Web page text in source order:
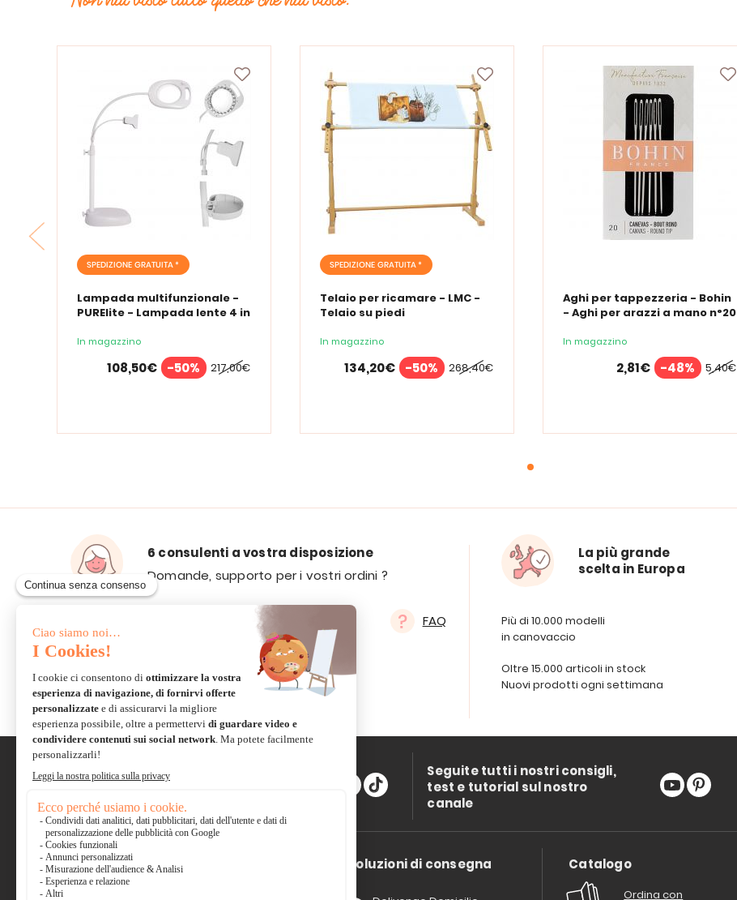
SPEDIZIONE GRATUITA *
Lampada multifunzionale -
PURElite - Lampada lente 4 in
In magazzino
217,00€
108,50€ -50%
SPEDIZIONE GRATUITA *
Telaio per ricamare - LMC -
Telaio su piedi
In magazzino
268,40€
134,20€ -50%
Aghi per tappezzeria - Bohin
- Aghi per arazzi a mano n°20
In magazzino
5,40€
2,81€ -48%
6 consulenti a vostra disposizione
Domande, supporto per i vostri ordini ?
MAIL
FAQ
La più grande
scelta in Europa
Più di 10.000 modelli
in canovaccio
Oltre 15.000 articoli in stock
Nuovi prodotti ogni settimana
Scambiate con la comunità e
condividete le vostre
creazioni
Seguite tutti i nostri consigli,
test e tutorial sul nostro
canale
Pagamento sicuro *Soluzioni di consegna Catalogo
Ordina con